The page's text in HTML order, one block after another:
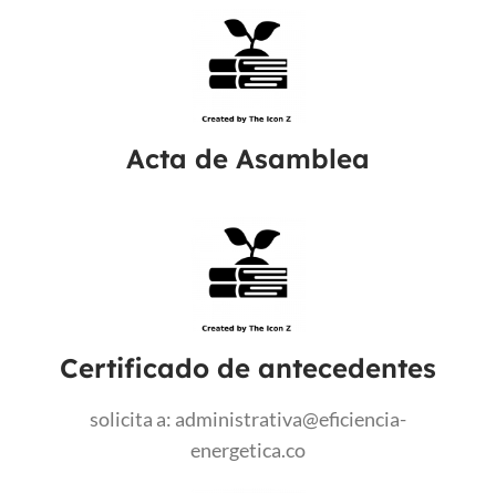
Acta de Asamblea
Certificado de antecedentes
solicita a: administrativa@eficiencia-
energetica.co